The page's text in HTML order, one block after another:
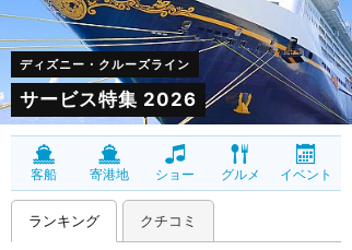
ディズニー・クルーズライン
サービス特集 2026
客船 寄港地 ショー グルメ イベント
ランキング クチコミ